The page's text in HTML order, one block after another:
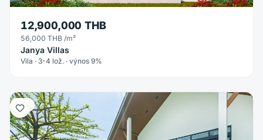
12,900,000 THB
56,000 THB /m²
Janya Villas
Vila · 3-4 lož. · výnos 9%
Vila